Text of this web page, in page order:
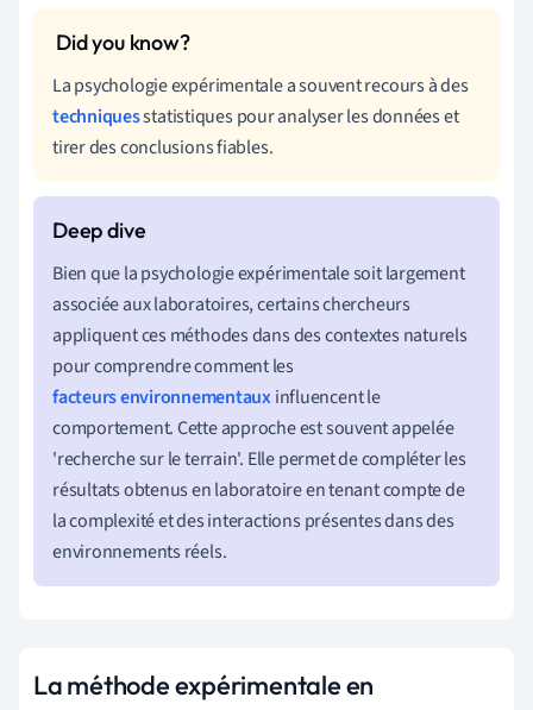
La psychologie expérimentale a souvent recours à des
techniquesstatistiques pour analyser les données et
tirer des conclusions fiables.
Bien que la psychologie expérimentale soit largement
associée aux laboratoires, certains chercheurs
appliquent ces méthodes dans des contextes naturels
pour comprendre comment les
facteurs environnementauxinfluencent le
comportement. Cette approche est souvent appelée
'recherche sur le terrain'. Elle permet de compléter les
résultats obtenus en laboratoire en tenant compte de
la complexité et des interactions présentes dans des
environnements réels.
La méthode expérimentale en